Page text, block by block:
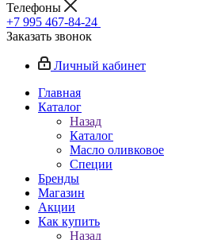
Телефоны
+7 995 467‑84‑24
Заказать звонок
Личный кабинет
Главная
Каталог
Назад
Каталог
Масло оливковое
Специи
Бренды
Магазин
Акции
Как купить
Назад